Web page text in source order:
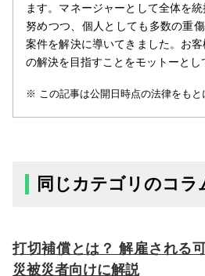
ます。マネージャーとして全体を
努めつつ、個人としても多数の重
案件を解決に導いてきました。お
の解決を目指すことをモットーとし
この記事は公開日時点の法律をも
同じカテゴリのコラ
打切補償とは？ 解雇される
災被災者向けに解説